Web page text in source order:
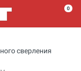
0
сверления